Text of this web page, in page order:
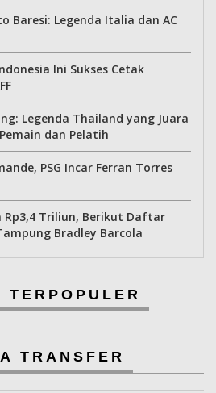
Baresi: Legenda Italia dan AC
Ini Sukses Cetak
Legenda Thailand yang Juara
dan Pelatih
PSG Incar Ferran Torres
Rp3,4 Triliun, Berikut Daftar
Bradley Barcola
TERPOPULER
TRANSFER